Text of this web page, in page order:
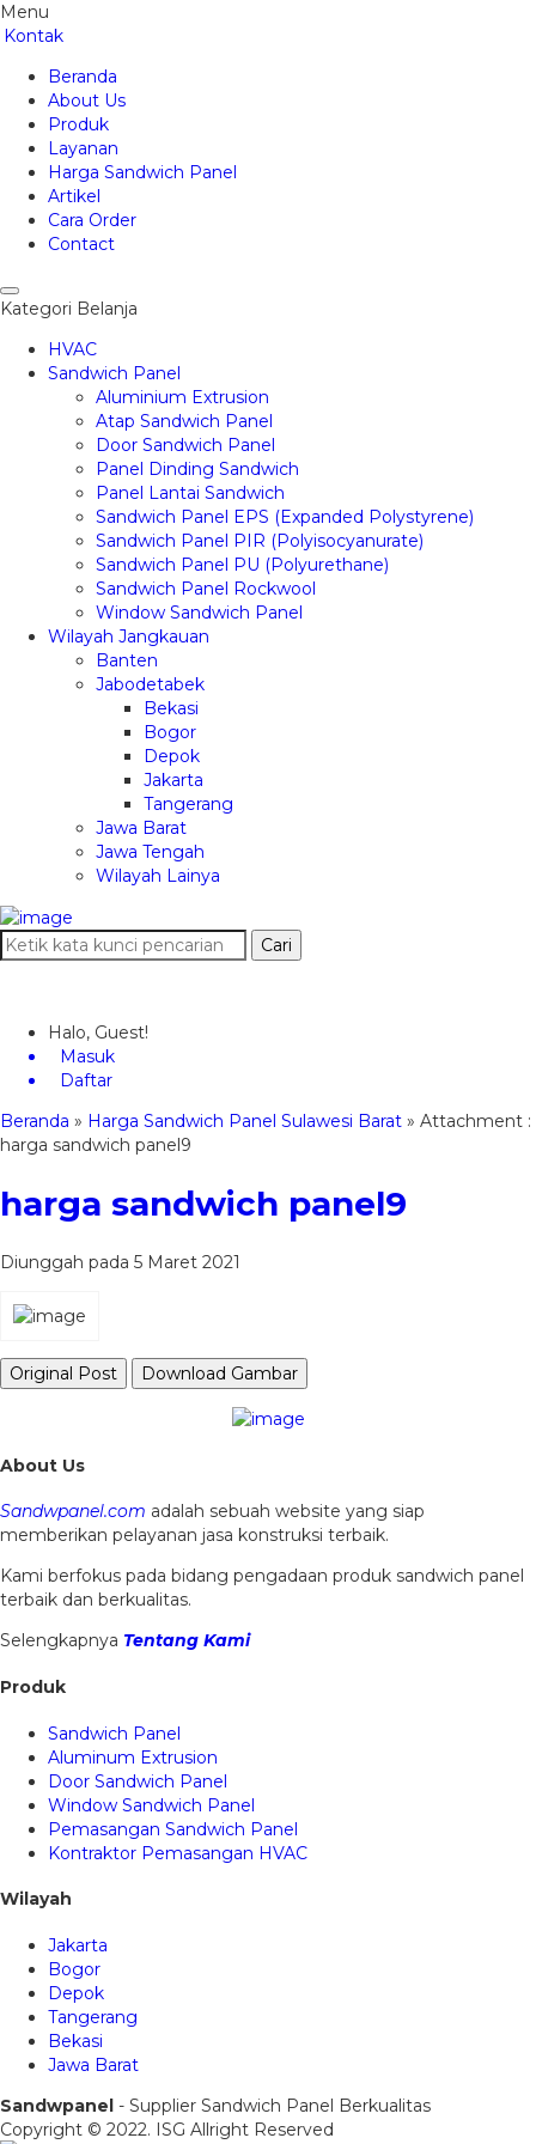
Menu
Kontak
Beranda
About Us
Produk
Layanan
Harga Sandwich Panel
Artikel
Cara Order
Contact
Kategori Belanja
HVAC
Sandwich Panel
Aluminium Extrusion
Atap Sandwich Panel
Door Sandwich Panel
Panel Dinding Sandwich
Panel Lantai Sandwich
Sandwich Panel EPS (Expanded Polystyrene)
Sandwich Panel PIR (Polyisocyanurate)
Sandwich Panel PU (Polyurethane)
Sandwich Panel Rockwool
Window Sandwich Panel
Wilayah Jangkauan
Banten
Jabodetabek
Bekasi
Bogor
Depok
Jakarta
Tangerang
Jawa Barat
Jawa Tengah
Wilayah Lainya
Cari
Halo, Guest!
Masuk
Daftar
Beranda » Harga Sandwich Panel Sulawesi Barat » Attachment :
harga sandwich panel9
harga sandwich panel9
Diunggah pada 5 Maret 2021
Original Post Download Gambar
About Us
Sandwpanel.com adalah sebuah website yang siap
memberikan pelayanan jasa konstruksi terbaik.
Kami berfokus pada bidang pengadaan produk sandwich panel
terbaik dan berkualitas.
Selengkapnya Tentang Kami
Produk
Sandwich Panel
Aluminum Extrusion
Door Sandwich Panel
Window Sandwich Panel
Pemasangan Sandwich Panel
Kontraktor Pemasangan HVAC
Wilayah
Jakarta
Bogor
Depok
Tangerang
Bekasi
Jawa Barat
Sandwpanel - Supplier Sandwich Panel Berkualitas
Copyright © 2022. ISG Allright Reserved